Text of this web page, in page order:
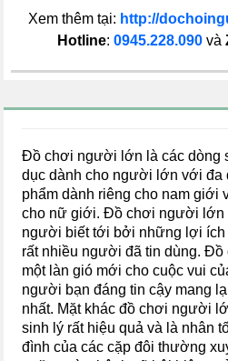
Xem thêm tại: http://dochoin
Hotline: 0945.228.090và
Đồ chơi người lớn là các dòng
dục dành cho người lớn với đa
phẩm dành riêng cho nam giới
cho nữ giới. Đồ chơi người lớn
người biết tới bởi những lợi ích
rất nhiều người đã tin dùng.
một làn gió mới cho cuộc vui
người bạn đáng tin cậy mang
nhất. Mặt khác đồ chơi người
sinh lý rất hiệu quả và là nhân
đình của các cặp đôi thường